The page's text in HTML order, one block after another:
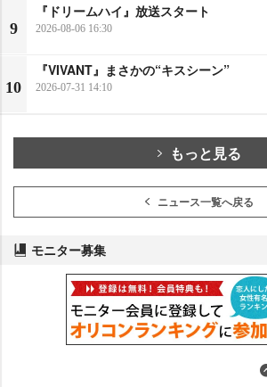
9
『ドリームハイ』放送スタート
2026-08-06 16:30
10
『VIVANT』まさかの“キスシーン”
2026-07-31 14:10
もっと見る
ニュース一覧へ戻る
モニター募集